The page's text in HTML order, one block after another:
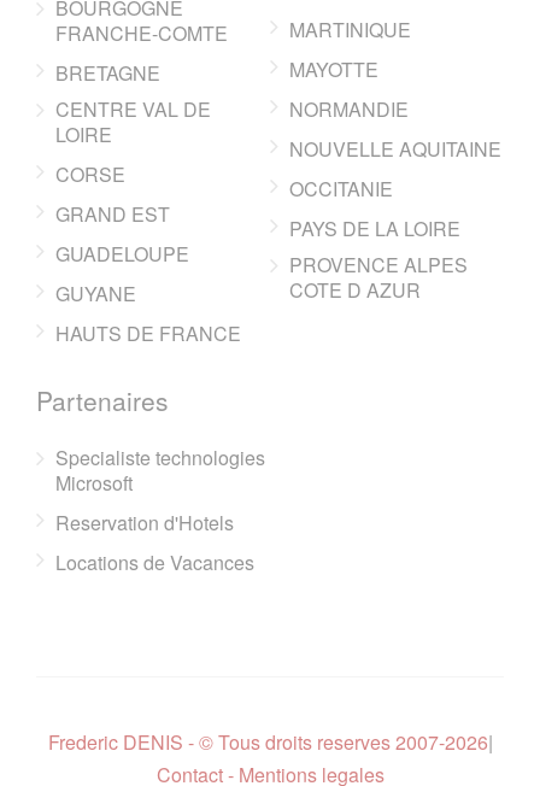
BOURGOGNE
FRANCHE-COMTE
BRETAGNE
CENTRE VAL DE
LOIRE
CORSE
GRAND EST
GUADELOUPE
GUYANE
HAUTS DE FRANCE
MARTINIQUE
MAYOTTE
NORMANDIE
NOUVELLE AQUITAINE
OCCITANIE
PAYS DE LA LOIRE
PROVENCE ALPES
COTE D AZUR
Partenaires
Specialiste technologies
Microsoft
Reservation d'Hotels
Locations de Vacances
Frederic DENIS - © Tous droits reserves 2007-2026|
Contact - Mentions legales